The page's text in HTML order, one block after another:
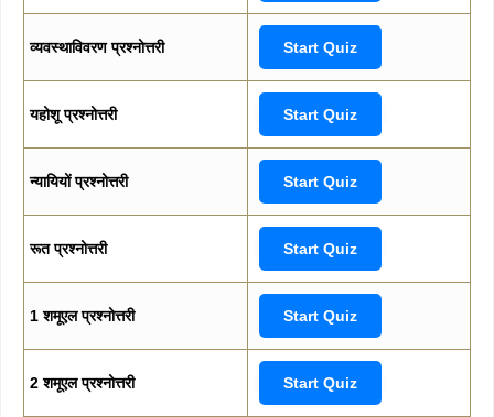
व्यवस्थाविवरण प्रश्नोत्तरी Start Quiz
यहोशू प्रश्नोत्तरी Start Quiz
न्यायियों प्रश्नोत्तरी Start Quiz
रूत प्रश्नोत्तरी Start Quiz
1 शमूएल प्रश्नोत्तरी Start Quiz
2 शमूएल प्रश्नोत्तरी Start Quiz